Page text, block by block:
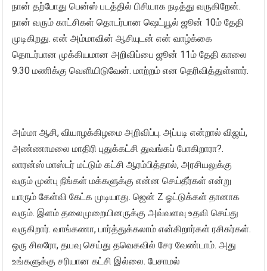
நான் தற்போது பென்ஸ் படத்தில் பிசியாக நடித்து வருகிறேன்.
நான் வரும் காட்சிகள் தொடர்பான ஷெட்யூல் ஜூன் 10ம் தேதி
முடிகிறது. என் அம்மாவின் ஆசியுடன் என் வாழ்க்கை
தொடர்பான முக்கியமான அறிவிப்பை ஜூன் 11ம் தேதி காலை
9.30 மணிக்கு வெளியிடுவேன். மாற்றம் என தெரிவித்துள்ளார்.
அம்மா ஆசி, வியாழக்கிழமை அறிவிப்பு. அப்படி என்றால் விஜய்,
அண்ணாமலை மாதிரி புதுக்கட்சி துவங்கப் போகிறாரா?.
லாரன்ஸ் மாஸ்டர் மட்டும் கட்சி ஆரம்பித்தால், அரசியலுக்கு
வரும் முன்பு நீங்கள் மக்களுக்கு என்ன செய்தீர்கள் என்று
யாரும் கேள்வி கேட்க முடியாது. ஜென் Z ஓட்டுக்கள் தானாக
வரும். இளம் தலைமுறையினருக்கு அவ்வளவு உதவி செய்து
வருகிறார். வாங்கணா, பார்த்துக்கலாம் என்கிறார்கள் ரசிகர்கள்.
ஒரு சிலரோ, தயவு செய்து தவெகவில் சேர வேண்டாம். அது
உங்களுக்கு சரியான கட்சி இல்லை. பேசாமல்